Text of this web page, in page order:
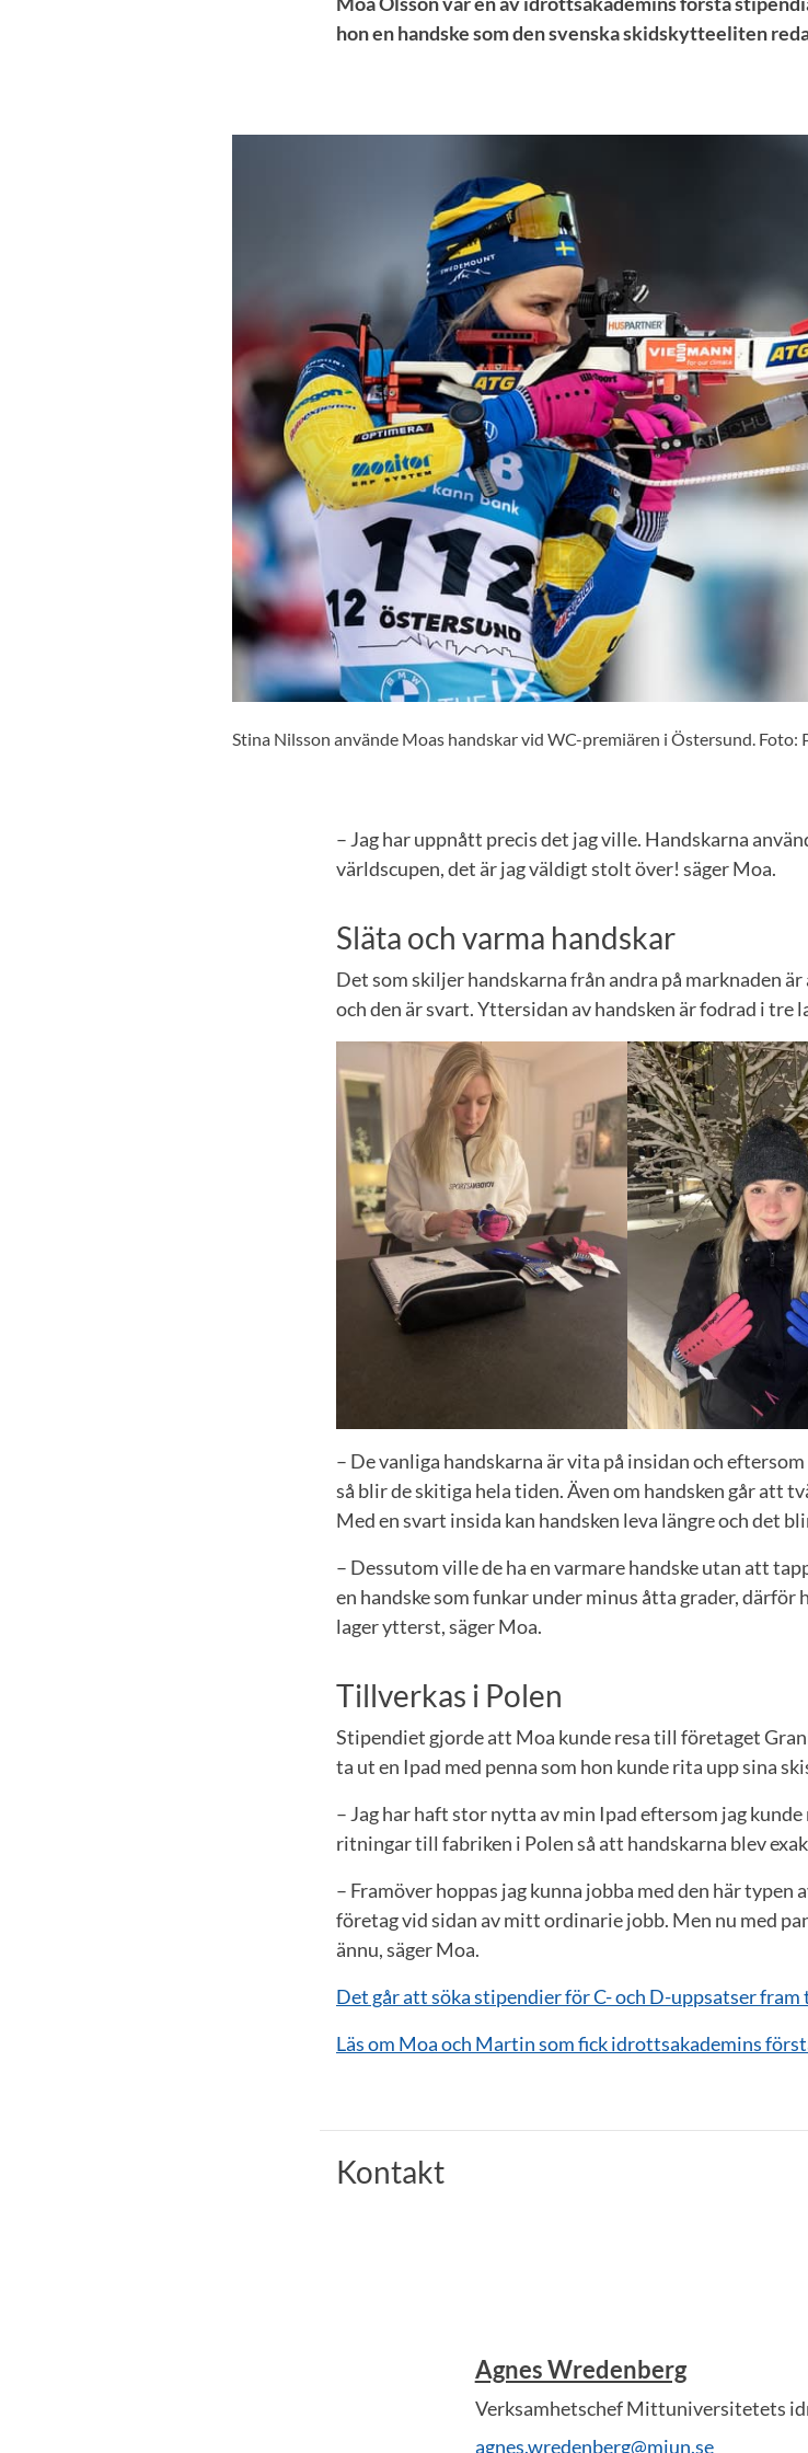
hon en handske som den svenska skidskytteeliten
Stina Nilsson använde Moas handskar vid WC-premiären i Östersund. Foto:
– Jag har uppnått precis det jag ville. Handskarna
världscupen, det är jag väldigt stolt över! säger Moa.
Släta och varma handskar
Det som skiljer handskarna från andra på marknaden
och den är svart. Yttersidan av handsken är fodrad i tre
– De vanliga handskarna är vita på insidan och
så blir de skitiga hela tiden. Även om handsken går att
Med en svart insida kan handsken leva längre och det
– Dessutom ville de ha en varmare handske utan att
en handske som funkar under minus åtta grader,
lager ytterst, säger Moa.
Tillverkas i Polen
Stipendiet gjorde att Moa kunde resa till företaget
ta ut en Ipad med penna som hon kunde rita upp sina
– Jag har haft stor nytta av min Ipad eftersom jag
ritningar till fabriken i Polen så att handskarna blev
– Framöver hoppas jag kunna jobba med den här typen
företag vid sidan av mitt ordinarie jobb. Men nu med
ännu, säger Moa.
Det går att söka stipendier för C- och D-uppsatser fram
Läs om Moa och Martin som fick idrottsakademins
Kontakt
Agnes Wredenberg
Verksamhetschef Mittuniversitetets
agnes.wredenberg@miun.se